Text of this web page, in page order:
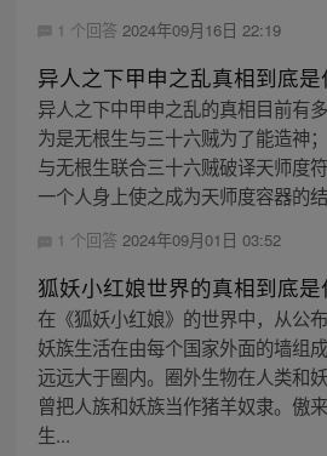
1 个回答 2024年09月16日 22:19
异人之下甲申之乱真相到底是
异人之下中甲申之乱的真相目前有
为是无根生与三十六贼为了能造神
与无根生联合三十六贼破译天师度
一个人身上使之成为天师度容器的
1 个回答 2024年09月01日 03:52
狐妖小红娘世界的真相到底是
在《狐妖小红娘》的世界中，从公
妖族生活在由每个国家外面的墙组
远远大于圈内。圈外生物在人类和
曾把人族和妖族当作猪羊奴隶。傲
生...